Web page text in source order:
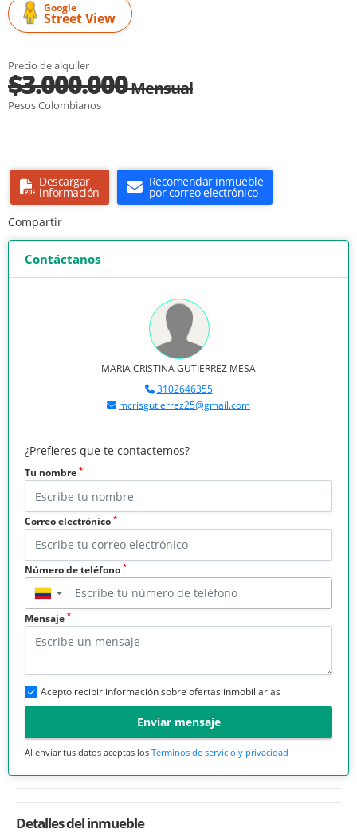
Google
Street View
Precio de alquiler
$3.000.000Mensual
Pesos Colombianos
Descargar
información
Recomendar inmueble
por correo electrónico
Compartir
Contáctanos
MARIA CRISTINA GUTIERREZ MESA
3102646355
mcrisgutierrez25@gmail.com
¿Prefieres que te contactemos?
Tu nombre *
Correo electrónico *
Número de teléfono *
▼
Mensaje *
Acepto recibir información sobre ofertas inmobiliarias
Enviar mensaje
Al enviar tus datos aceptas los Términos de servicio y privacidad
Detalles del inmueble